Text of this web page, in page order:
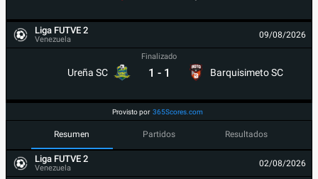
Liga FUTVE 2
Venezuela 09/08/2026
Ureña SC
Finalizado
1 - 1 Barquisimeto SC
Provisto por 365Scores.com
Resumen Partidos Resultados
Liga FUTVE 2
Venezuela 02/08/2026